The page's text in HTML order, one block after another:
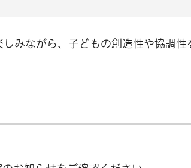
みながら、子どもの創造性や協調性